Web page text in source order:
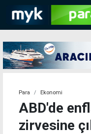
Para Ekonomi
ABD'de
zirvesine